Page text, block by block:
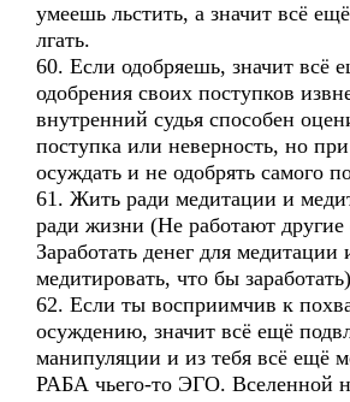
умеешь льстить, а значит всё
лгать.
60. Если одобряешь, значит всё
одобрения своих поступков
внутренний судья способен
поступка или неверность, но
осуждать и не одобрять самого
61. Жить ради медитации и
ради жизни (Не работают
Заработать денег для медитации
медитировать, что бы
62. Если ты восприимчив к
осуждению, значит всё ещё
манипуляции и из тебя всё ещё
РАБА чьего-то ЭГО. Вселенной